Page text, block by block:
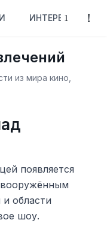
ИНТЕРЕСНОЕ
из мира кино,
появляется
области
шоу.